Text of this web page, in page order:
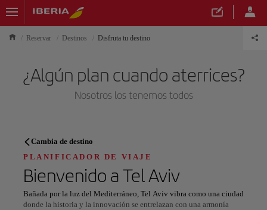
Reservar Destinos Disfruta tu destino
¿Algún plan cuando aterrices?
Nosotros los tenemos todos
PLANIFICADOR DE VIAJE
Descubre tu próximo destino
Cambia de destino
PLANIFICADOR DE VIAJE
Bienvenido aTel Aviv
Bañada por la luz del Mediterráneo, Tel Aviv vibra como una ciudad
donde la historia y la innovación se entrelazan con una armonía